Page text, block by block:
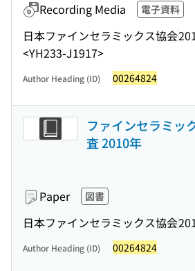
Recording Media 電子資料
日本ファインセラミックス協会
<YH233-J1917>
Author Heading (ID) 00264824
ファインセラミッ
査 2010年
Paper 図書
日本ファインセラミックス協会
Author Heading (ID) 00264824